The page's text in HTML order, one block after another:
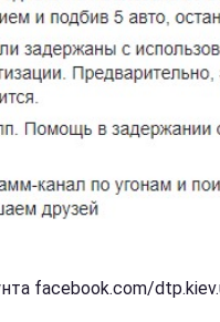
facebook.com/